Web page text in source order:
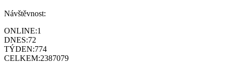
Návštěvnost:
ONLINE:1
DNES:72
TÝDEN:774
CELKEM:2387079